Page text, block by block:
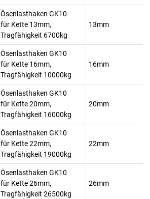
Ösenlasthaken GK10
für Kette 13mm,
Tragfähigkeit 6700kg
13mm
Ösenlasthaken GK10
für Kette 16mm,
Tragfähigkeit 10000kg
16mm
Ösenlasthaken GK10
für Kette 20mm,
Tragfähigkeit 16000kg
20mm
Ösenlasthaken GK10
für Kette 22mm,
Tragfähigkeit 19000kg
22mm
Ösenlasthaken GK10
für Kette 26mm,
Tragfähigkeit 26500kg
26mm